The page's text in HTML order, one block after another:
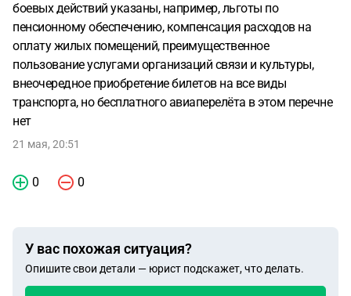
боевых действий указаны, например, льготы по
пенсионному обеспечению, компенсация расходов на
оплату жилых помещений, преимущественное
пользование услугами организаций связи и культуры,
внеочередное приобретение билетов на все виды
транспорта, но бесплатного авиаперелёта в этом перечне
нет
21 мая, 20:51
0 0
У вас похожая ситуация?
Опишите свои детали — юрист подскажет, что делать.